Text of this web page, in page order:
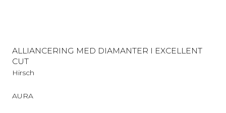
ALLIANCERING MED DIAMANTER I EXCELLENT
CUT
Hirsch
AURA